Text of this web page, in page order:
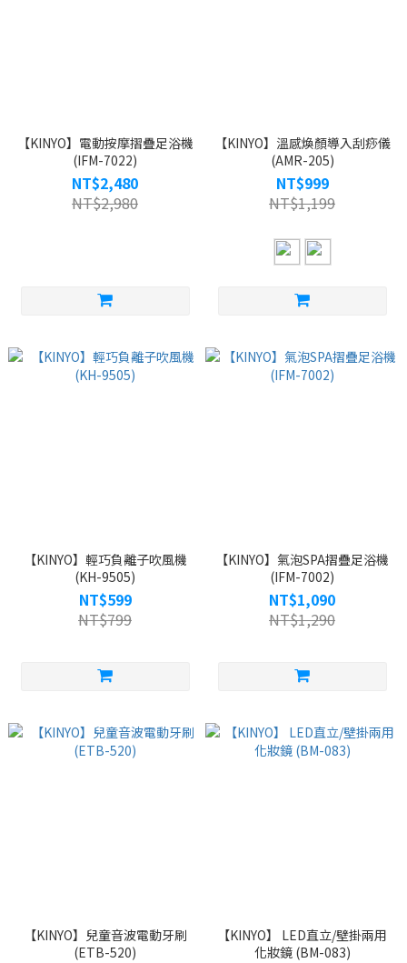
【KINYO】電動按摩摺疊足浴機
(IFM-7022)
NT$2,480
NT$2,980
【KINYO】溫感煥顏導入刮痧儀
(AMR-205)
NT$999
NT$1,199
【KINYO】輕巧負離子吹風機
(KH-9505)
NT$599
NT$799
【KINYO】氣泡SPA摺疊足浴機
(IFM-7002)
NT$1,090
NT$1,290
【KINYO】兒童音波電動牙刷
(ETB-520)
【KINYO】 LED直立/壁掛兩用
化妝鏡 (BM-083)